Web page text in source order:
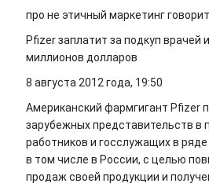
про не этичный маркетинг
Pfizer заплатит за подкуп врачей
миллионов долларов
8 августа 2012 года, 19:50
Американский фармгигант Pfizer
зарубежных представительств в
работников и госслужащих в
в том числе в России, с целью
продаж своей продукции и